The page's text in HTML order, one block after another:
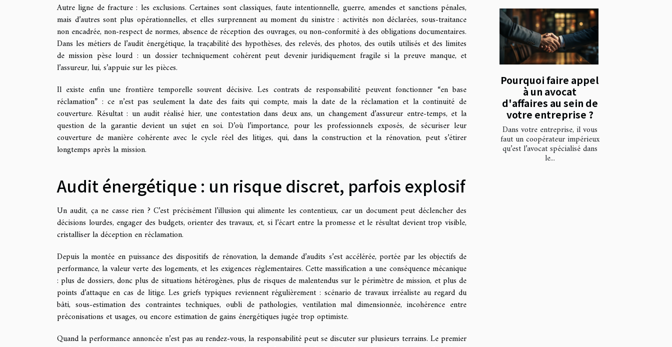
Autre ligne de fracture : les exclusions. Certaines sont classiques, faute intentionnelle, guerre, amendes et sanctions pénales,
mais d’autres sont plus opérationnelles, et elles surprennent au moment du sinistre : activités non déclarées, sous-traitance
non encadrée, non-respect de normes, absence de réception des ouvrages, ou non-conformité à des obligations documentaires.
Dans les métiers de l’audit énergétique, la traçabilité des hypothèses, des relevés, des photos, des outils utilisés et des limites
de mission pèse lourd : un dossier techniquement cohérent peut devenir juridiquement fragile si la preuve manque, et
l’assureur, lui, s’appuie sur les pièces.
Il existe enfin une frontière temporelle souvent décisive. Les contrats de responsabilité peuvent fonctionner “en base
réclamation” : ce n’est pas seulement la date des faits qui compte, mais la date de la réclamation et la continuité de
couverture. Résultat : un audit réalisé hier, une contestation dans deux ans, un changement d’assureur entre-temps, et la
question de la garantie devient un sujet en soi. D’où l’importance, pour les professionnels exposés, de sécuriser leur
couverture de manière cohérente avec le cycle réel des litiges, qui, dans la construction et la rénovation, peut s’étirer
longtemps après la mission.
Audit énergétique : un risque discret, parfois explosif
Un audit, ça ne casse rien ? C’est précisément l’illusion qui alimente les contentieux, car un document peut déclencher des
décisions lourdes, engager des budgets, orienter des travaux, et, si l’écart entre la promesse et le résultat devient trop visible,
cristalliser la déception en réclamation.
Depuis la montée en puissance des dispositifs de rénovation, la demande d’audits s’est accélérée, portée par les objectifs de
performance, la valeur verte des logements, et les exigences réglementaires. Cette massification a une conséquence mécanique
: plus de dossiers, donc plus de situations hétérogènes, plus de risques de malentendus sur le périmètre de mission, et plus de
points d’attaque en cas de litige. Les griefs typiques reviennent régulièrement : scénario de travaux irréaliste au regard du
bâti, sous-estimation des contraintes techniques, oubli de pathologies, ventilation mal dimensionnée, incohérence entre
préconisations et usages, ou encore estimation de gains énergétiques jugée trop optimiste.
Quand la performance annoncée n’est pas au rendez-vous, la responsabilité peut se discuter sur plusieurs terrains. Le premier
Pourquoi faire appel
à un avocat
d'affaires au sein de
votre entreprise ?
Dans votre entreprise, il vous
faut un coopérateur impérieux
qu’est l’avocat spécialisé dans
le...